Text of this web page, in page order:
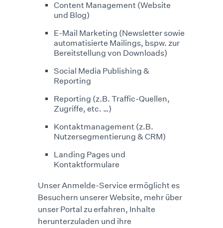
Content Management (Website
und Blog)
E-Mail Marketing (Newsletter sowie
automatisierte Mailings, bspw. zur
Bereitstellung von Downloads)
Social Media Publishing &
Reporting
Reporting (z.B. Traffic-Quellen,
Zugriffe, etc. …)
Kontaktmanagement (z.B.
Nutzersegmentierung & CRM)
Landing Pages und
Kontaktformulare
Unser Anmelde-Service ermöglicht es
Besuchern unserer Website, mehr über
unser Portal zu erfahren, Inhalte
herunterzuladen und ihre